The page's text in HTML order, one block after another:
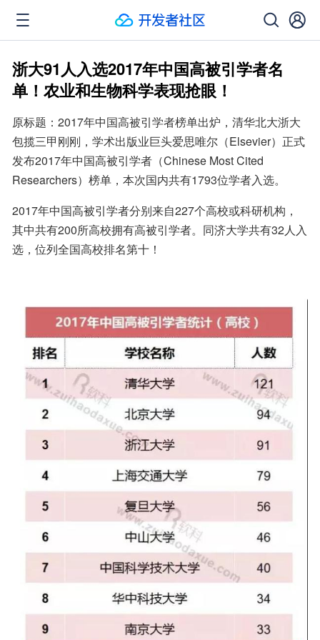
浙大91人入选2017年中国高被引学者名
单！农业和生物科学表现抢眼！
原标题：2017年中国高被引学者榜单出炉，清华北大浙大
包揽三甲刚刚，学术出版业巨头爱思唯尔（Elsevier）正式
发布2017年中国高被引学者（Chinese Most Cited
Researchers）榜单，本次国内共有1793位学者入选。
2017年中国高被引学者分别来自227个高校或科研机构，
其中共有200所高校拥有高被引学者。同济大学共有32人入
选，位列全国高校排名第十！